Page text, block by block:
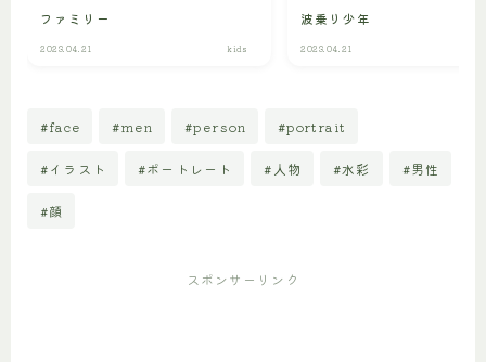
ファミリー
2023.04.21 kids
波乗り少年
2023.04.21
#face #men #person #portrait
#イラスト #ポートレート #人物 #水彩 #男性
#顔
スポンサーリンク